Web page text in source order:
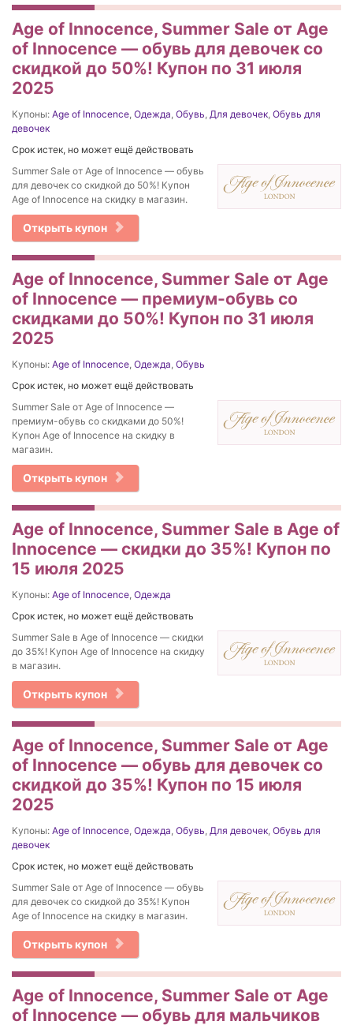
Age of Innocence, Summer Sale от Age
of Innocence — обувь для девочек со
скидкой до 50%! Купон по 31 июля
2025
Купоны: Age of Innocence, Одежда, Обувь, Для девочек, Обувь для
девочек
Срок истек, но может ещё действовать
Summer Sale от Age of Innocence — обувь
для девочек со скидкой до 50%! Купон
Age of Innocence на скидку в магазин.
Открыть купон
Age of Innocence, Summer Sale от Age
of Innocence — премиум-обувь со
скидками до 50%! Купон по 31 июля
2025
Купоны: Age of Innocence, Одежда, Обувь
Срок истек, но может ещё действовать
Summer Sale от Age of Innocence —
премиум-обувь со скидками до 50%!
Купон Age of Innocence на скидку в
магазин.
Открыть купон
Age of Innocence, Summer Sale в Age of
Innocence — скидки до 35%! Купон по
15 июля 2025
Купоны: Age of Innocence, Одежда
Срок истек, но может ещё действовать
Summer Sale в Age of Innocence — скидки
до 35%! Купон Age of Innocence на скидку
в магазин.
Открыть купон
Age of Innocence, Summer Sale от Age
of Innocence — обувь для девочек со
скидкой до 35%! Купон по 15 июля
2025
Купоны: Age of Innocence, Одежда, Обувь, Для девочек, Обувь для
девочек
Срок истек, но может ещё действовать
Summer Sale от Age of Innocence — обувь
для девочек со скидкой до 35%! Купон
Age of Innocence на скидку в магазин.
Открыть купон
Age of Innocence, Summer Sale от Age
of Innocence — обувь для мальчиков